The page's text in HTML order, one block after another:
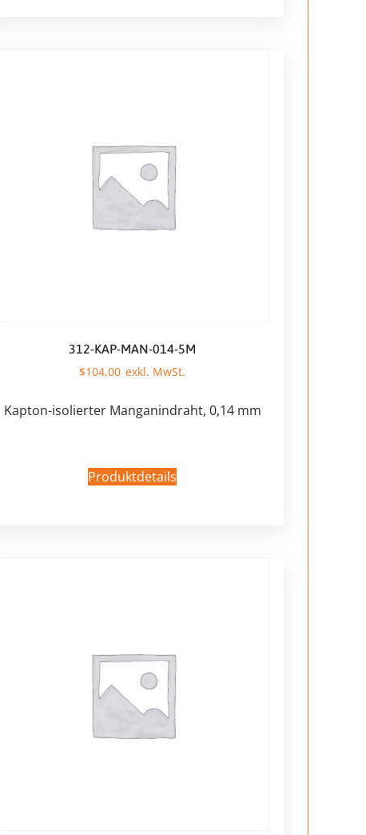
312-KAP-MAN-014-5M
$104,00
Kapton-isolierter Manganindraht, 0,14 mm
Produktdetails